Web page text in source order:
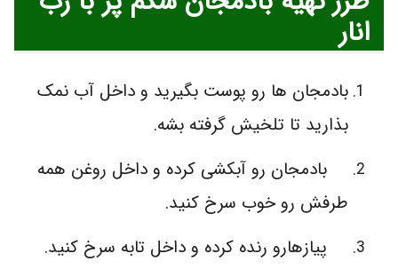
انار
بادمجان ها رو پوست بگیرید و داخل آب نمک
بذارید تا تلخیش گرفته بشه.
بادمجان رو آبکشی کرده و داخل روغن همه
طرفش رو خوب سرخ کنید.
پیازهارو رنده کرده و داخل تابه سرخ کنید.